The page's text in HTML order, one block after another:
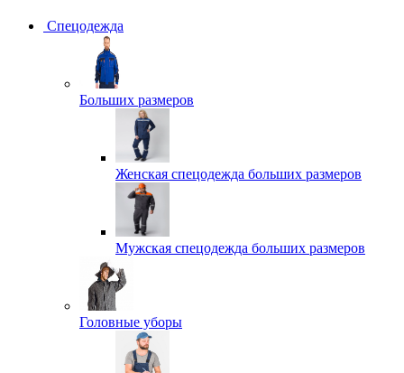
Спецодежда
Больших размеров
Женская спецодежда больших размеров
Мужская спецодежда больших размеров
Головные уборы